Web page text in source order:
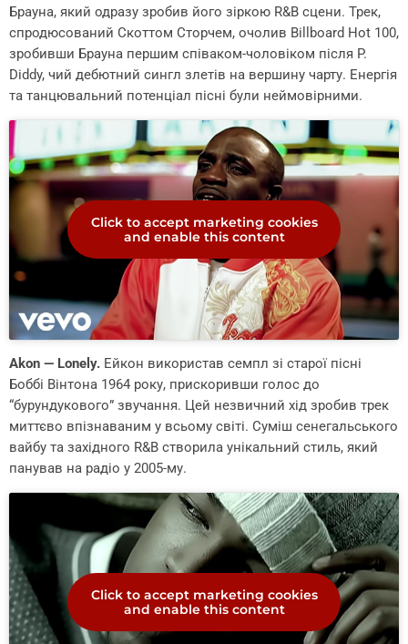
Брауна, який одразу зробив його зіркою R&B сцени. Трек,
спродюсований Скоттом Сторчем, очолив Billboard Hot 100,
зробивши Брауна першим співаком-чоловіком після P.
Diddy, чий дебютний сингл злетів на вершину чарту. Енергія
та танцювальний потенціал пісні були неймовірними.
Click to accept marketing cookies
and enable this content
Akon — Lonely. Ейкон використав семпл зі старої пісні
Боббі Вінтона 1964 року, прискоривши голос до
“бурундукового” звучання. Цей незвичний хід зробив трек
миттєво впізнаваним у всьому світі. Суміш сенегальського
вайбу та західного R&B створила унікальний стиль, який
панував на радіо у 2005-му.
Click to accept marketing cookies
and enable this content